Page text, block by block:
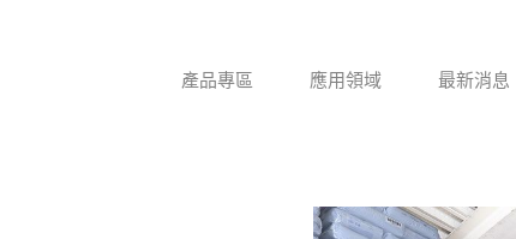
產品專區 應用領域 最新消息